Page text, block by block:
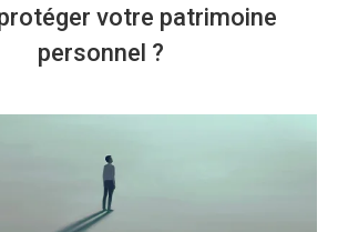
votre patrimoine
personnel ?